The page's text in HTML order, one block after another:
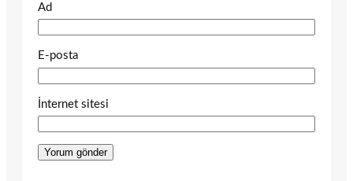
Ad
E-posta
İnternet sitesi